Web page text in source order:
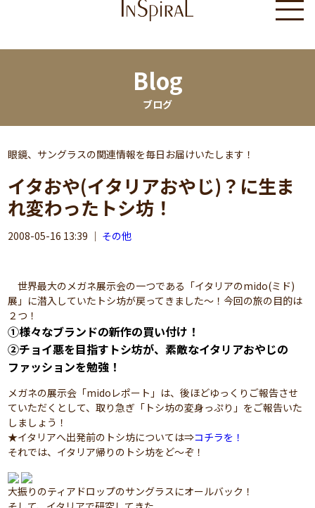
Blog
ブログ
眼鏡、サングラスの関連情報を毎日お届けいたします！
イタおや(イタリアおやじ)？に生ま
れ変わったトシ坊！
2008-05-16 13:39 ｜ その他
世界最大のメガネ展示会の一つである「イタリアのmido(ミド)
展」に潜入していたトシ坊が戻ってきました～！今回の旅の目的は
２つ！
①様々なブランドの新作の買い付け！
②チョイ悪を目指すトシ坊が、素敵なイタリアおやじの
ファッションを勉強！
メガネの展示会「midoレポート」は、後ほどゆっくりご報告させ
ていただくとして、取り急ぎ「トシ坊の変身っぷり」をご報告いた
しましょう！
★イタリアへ出発前のトシ坊については⇒コチラを！
それでは、イタリア帰りのトシ坊をど～ぞ！
大振りのティアドロップのサングラスにオールバック！